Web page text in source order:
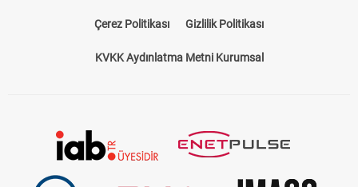
Çerez Politikası Gizlilik Politikası
KVKK Aydınlatma Metni Kurumsal